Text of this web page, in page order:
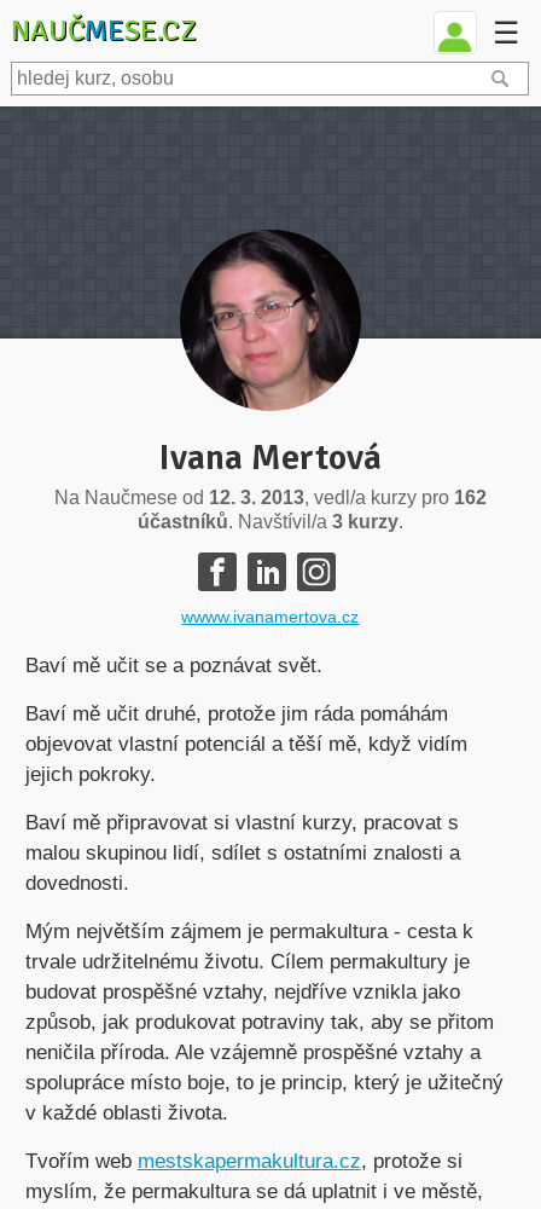
NAUČMESE.CZ ☰
Ivana Mertová
Na Naučmese od 12. 3. 2013, vedl/a kurzy pro 162
účastníků. Navštívil/a 3 kurzy.
wwww.ivanamertova.cz
Baví mě učit se a poznávat svět.
Baví mě učit druhé, protože jim ráda pomáhám
objevovat vlastní potenciál a těší mě, když vidím
jejich pokroky.
Baví mě připravovat si vlastní kurzy, pracovat s
malou skupinou lidí, sdílet s ostatními znalosti a
dovednosti.
Mým největším zájmem je permakultura - cesta k
trvale udržitelnému životu. Cílem permakultury je
budovat prospěšné vztahy, nejdříve vznikla jako
způsob, jak produkovat potraviny tak, aby se přitom
neničila příroda. Ale vzájemně prospěšné vztahy a
spolupráce místo boje, to je princip, který je užitečný
v každé oblasti života.
Tvořím web mestskapermakultura.cz, protože si
myslím, že permakultura se dá uplatnit i ve městě,